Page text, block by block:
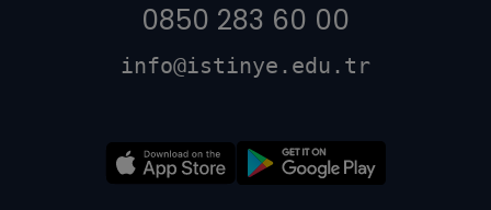
0850 283 60 00
info@istinye.edu.tr